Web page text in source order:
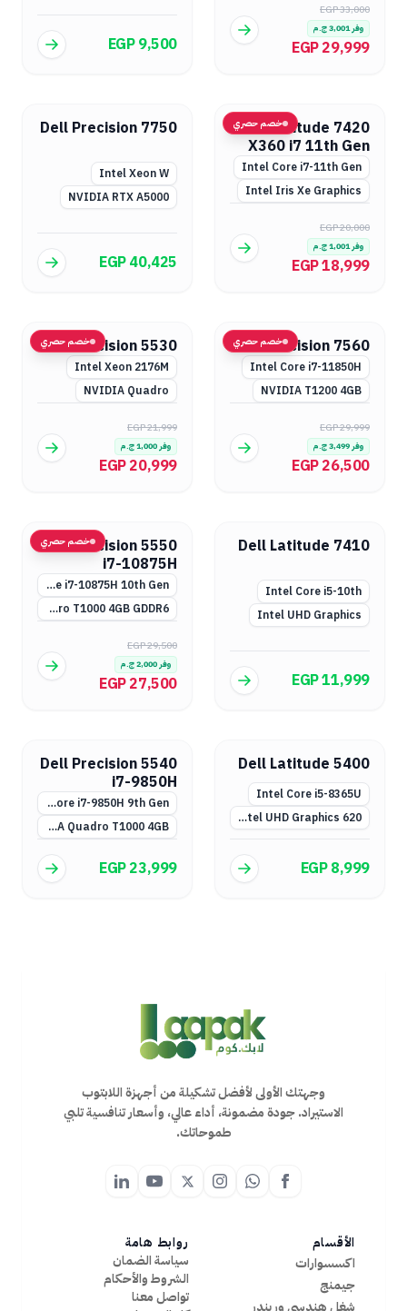
EGP 33,000
وفر3,001ج.م
EGP 29,999
EGP 9,500
خصم حصري
Dell Latitude 7420
X360 i7 11th Gen
Intel Core i7-11th Gen
Intel Iris Xe Graphics
EGP 20,000
وفر1,001ج.م
EGP 18,999
Dell Precision 7750
Intel Xeon W
NVIDIA RTX A5000
EGP 40,425
خصم حصري
Dell Precision 7560
Intel Core i7-11850H
NVIDIA T1200 4GB
EGP 29,999
وفر3,499ج.م
EGP 26,500
خصم حصري
Dell Precision 5530
Intel Xeon 2176M
NVIDIA Quadro
EGP 21,999
وفر1,000ج.م
EGP 20,999
Dell Latitude 7410
Intel Core i5-10th
Intel UHD Graphics
EGP 11,999
خصم حصري
Dell Precision 5550
i7-10875H
Intel Core i7-10875H 10th Gen
NVIDIA Quadro T1000 4GB GDDR6
EGP 29,500
وفر2,000ج.م
EGP 27,500
Dell Latitude 5400
Intel Core i5-8365U
Intel UHD Graphics 620
EGP 8,999
Dell Precision 5540
i7-9850H
Intel Core i7-9850H 9th Gen
NVIDIA Quadro T1000 4GB
EGP 23,999
وجهتك الأولى لأفضل تشكيلة من أجهزة اللابتوب
الاستيراد. جودة مضمونة، أداء عالي، وأسعار تنافسية تلبي
طموحاتك.
الأقسام
اكسسوارات
جيمنج
شغل هندسي وريندر
روابط هامة
سياسة الضمان
الشروط والأحكام
تواصل معنا